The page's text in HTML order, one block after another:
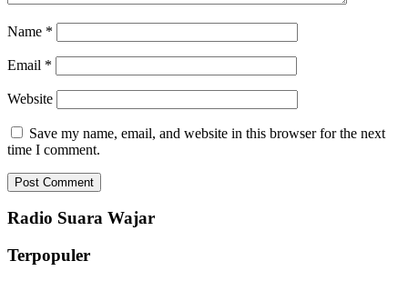
Name *
Email *
Website
Save my name, email, and website in this browser for the next
time I comment.
Radio Suara Wajar
Terpopuler